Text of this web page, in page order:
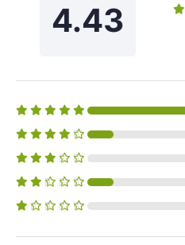
4.43